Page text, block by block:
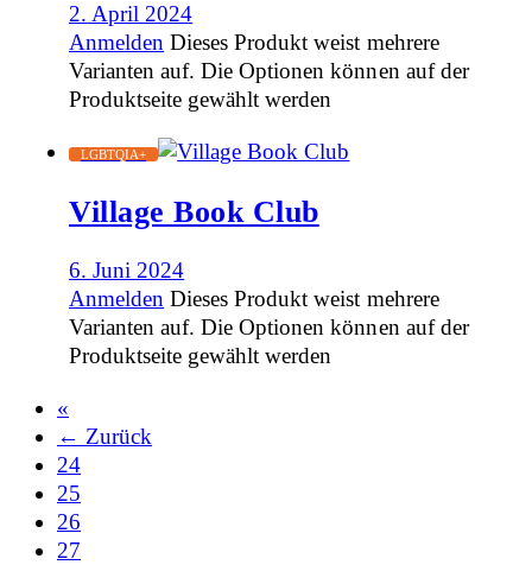
2. April 2024
Anmelden Dieses Produkt weist mehrere
Varianten auf. Die Optionen können auf der
Produktseite gewählt werden
LGBTQIA+
Village Book Club
6. Juni 2024
Anmelden Dieses Produkt weist mehrere
Varianten auf. Die Optionen können auf der
Produktseite gewählt werden
«
← Zurück
24
25
26
27